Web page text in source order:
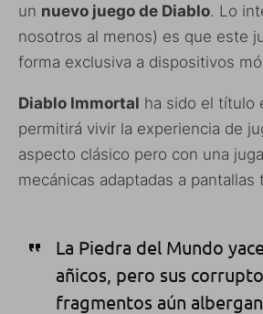
un nuevo juego de Diablo. Lo
nosotros al menos) es que este
forma exclusiva a dispositivos
Diablo Immortal ha sido el título
permitirá vivir la experiencia de
aspecto clásico pero con una
mecánicas adaptadas a pantallas
La Piedra del Mundo
añicos, pero sus
fragmentos aún